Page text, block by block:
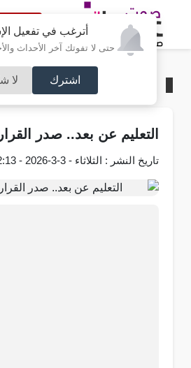
أترغب في تفعيل
حتى لا تفوتك آخر الأحداث
اشترك لا
النسخة
محليات
التعليم عن بعد.. صدر
تاريخ النشر : الثلاثاء - 3-3-2026 - 12:13 PM